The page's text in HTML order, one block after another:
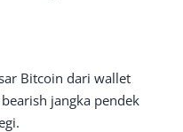
Bitcoin dari wallet
jangka pendek